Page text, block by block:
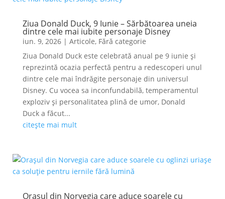
Ziua Donald Duck, 9 Iunie – Sărbătoarea uneia
dintre cele mai iubite personaje Disney
iun. 9, 2026| Articole, Fără categorie
Ziua Donald Duck este celebrată anual pe 9 iunie și
reprezintă ocazia perfectă pentru a redescoperi unul
dintre cele mai îndrăgite personaje din universul
Disney. Cu vocea sa inconfundabilă, temperamentul
exploziv și personalitatea plină de umor, Donald
Duck a făcut...
citește mai mult
Orașul din Norvegia care aduce soarele cu